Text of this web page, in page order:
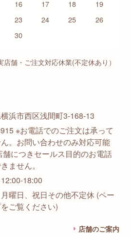
16 17 18 19
23 24 25 26
30
店舗・ご注文対応休業(不定休あり）
浜市西区浅間町3-168-13
※お電話でのご注文は承って
。お問い合わせのみ対応可能
舗につきセールス目的のお電話
ません。
18:00
曜日、祝日その他不定休 (ペー
ご覧ください)
店舗のご案内